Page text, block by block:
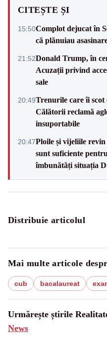
CITEȘTE ȘI
15:50Complot dejucat în
că plănuiau
21:52Donald Trump, în
Acuzații privind
sale
20:49Trenurile care îi
Călătorii reclamă
insuportabile
20:47Ploile și vijeliile
sunt suficiente
îmbunătăți situația
Distribuie articolul
Mai multe articole
cub bacalaureat
Urmărește știrile
News